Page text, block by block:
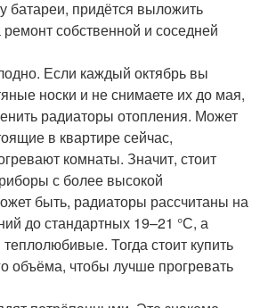
батареи, придётся выложить
собственной и соседней
Если каждый октябрь вы
носки и не снимаете их до мая,
радиаторы отопления. Может
в квартире сейчас,
комнаты. Значит, стоит
с более высокой
быть, радиаторы рассчитаны на
до стандартных 19–21 °С, а
Тогда стоит купить
объёма, чтобы лучше прогревать